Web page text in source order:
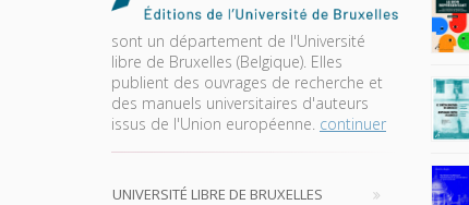
sont un département de l'Université
libre de Bruxelles (Belgique). Elles
publient des ouvrages de recherche et
des manuels universitaires d'auteurs
issus de l'Union européenne. continuer
UNIVERSITÉ LIBRE DE BRUXELLES